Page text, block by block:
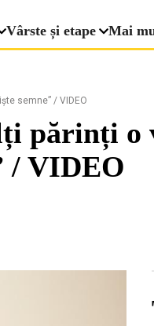
Vârste și etape Mai
semne” / VIDEO
părinți o
/ VIDEO